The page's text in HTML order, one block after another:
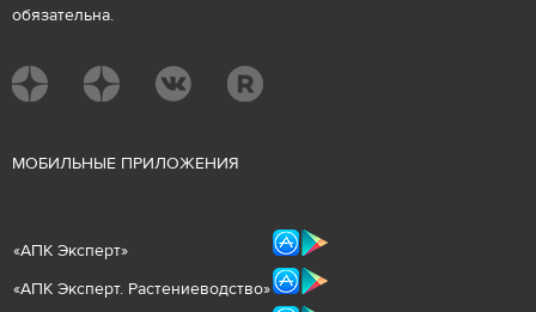
обязательна.
МОБИЛЬНЫЕ ПРИЛОЖЕНИЯ
«АПК Эксперт»
«АПК Эксперт. Растениеводство»